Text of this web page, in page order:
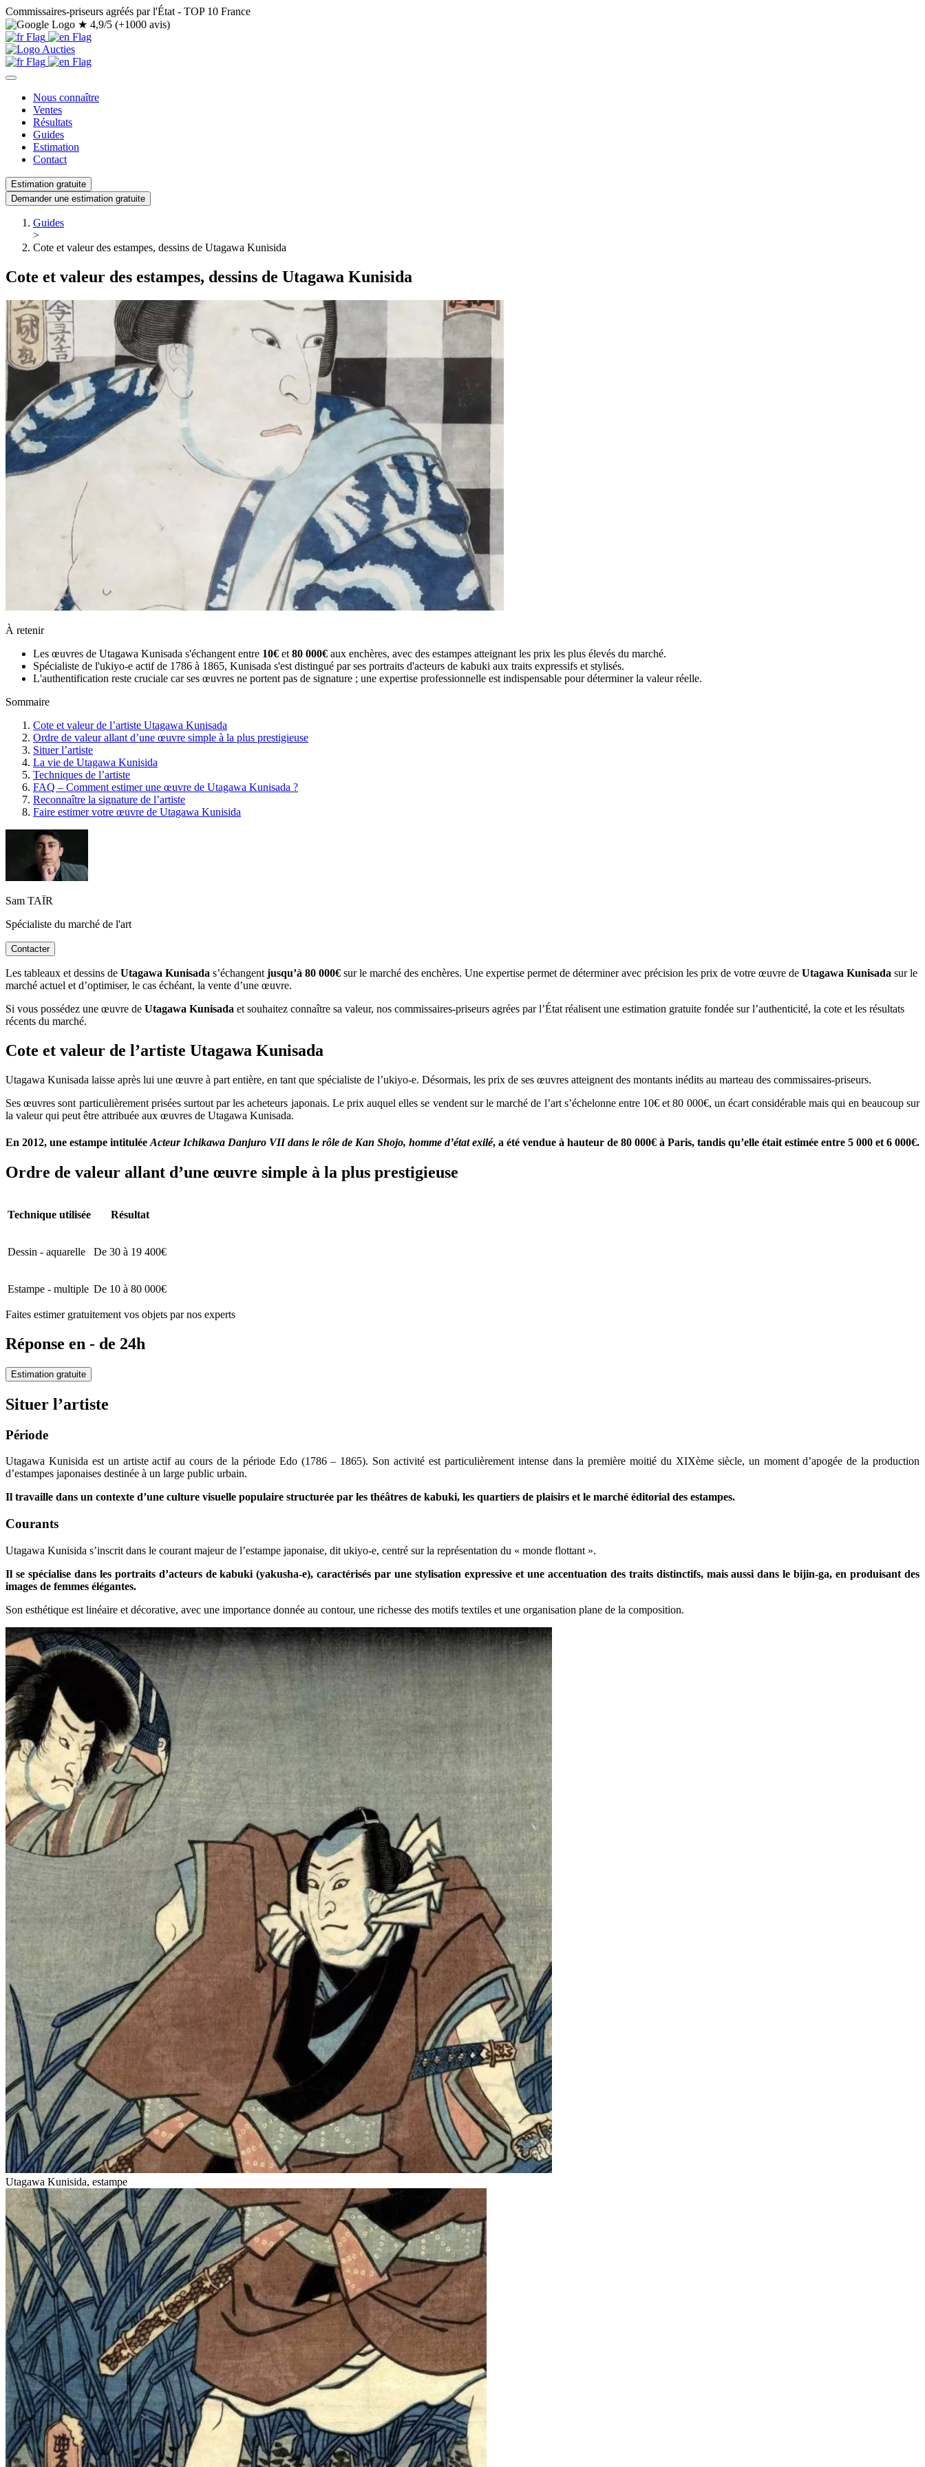
Commissaires-priseurs agréés par l'État - TOP 10 France
★ 4,9/5 (+1000 avis)
Nous connaître
Ventes
Résultats
Guides
Estimation
Contact
Estimation gratuite
Demander une estimation gratuite
Guides
>
Cote et valeur des estampes, dessins de Utagawa Kunisida
Cote et valeur des estampes, dessins de Utagawa Kunisida
À retenir
Les œuvres de Utagawa Kunisada s'échangent entre 10€ et 80 000€ aux enchères, avec des estampes atteignant les prix les plus élevés du marché.
Spécialiste de l'ukiyo-e actif de 1786 à 1865, Kunisada s'est distingué par ses portraits d'acteurs de kabuki aux traits expressifs et stylisés.
L'authentification reste cruciale car ses œuvres ne portent pas de signature ; une expertise professionnelle est indispensable pour déterminer la valeur réelle.
Sommaire
Cote et valeur de l’artiste Utagawa Kunisada
Ordre de valeur allant d’une œuvre simple à la plus prestigieuse
Situer l’artiste
La vie de Utagawa Kunisida
Techniques de l’artiste
FAQ – Comment estimer une œuvre de Utagawa Kunisada ?
Reconnaître la signature de l’artiste
Faire estimer votre œuvre de Utagawa Kunisida
Sam TAÏR
Spécialiste du marché de l'art
Contacter
Les tableaux et dessins de Utagawa Kunisada s’échangent jusqu’à 80 000€ sur le marché des enchères. Une expertise permet de déterminer avec précision les prix de votre œuvre de Utagawa Kunisada sur le
marché actuel et d’optimiser, le cas échéant, la vente d’une œuvre.
Si vous possédez une œuvre de Utagawa Kunisada et souhaitez connaître sa valeur, nos commissaires-priseurs agrées par l’État réalisent une estimation gratuite fondée sur l’authenticité, la cote et les résultats
récents du marché.
Cote et valeur de l’artiste Utagawa Kunisada
Utagawa Kunisada laisse après lui une œuvre à part entière, en tant que spécialiste de l’ukiyo-e. Désormais, les prix de ses œuvres atteignent des montants inédits au marteau des commissaires-priseurs.
Ses œuvres sont particulièrement prisées surtout par les acheteurs japonais. Le prix auquel elles se vendent sur le marché de l’art s’échelonne entre 10€ et 80 000€, un écart considérable mais qui en beaucoup sur
la valeur qui peut être attribuée aux œuvres de Utagawa Kunisada.
En 2012, une estampe intitulée Acteur Ichikawa Danjuro VII dans le rôle de Kan Shojo, homme d’état exilé, a été vendue à hauteur de 80 000€ à Paris, tandis qu’elle était estimée entre 5 000 et 6 000€.
Ordre de valeur allant d’une œuvre simple à la plus prestigieuse
Technique utilisée Résultat
Dessin - aquarelle De 30 à 19 400€
Estampe - multiple De 10 à 80 000€
Faites estimer gratuitement vos objets par nos experts
Réponse en - de 24h
Estimation gratuite
Situer l’artiste
Période
Utagawa Kunisida est un artiste actif au cours de la période Edo (1786 – 1865). Son activité est particulièrement intense dans la première moitié du XIXème siècle, un moment d’apogée de la production
d’estampes japonaises destinée à un large public urbain.
Il travaille dans un contexte d’une culture visuelle populaire structurée par les théâtres de kabuki, les quartiers de plaisirs et le marché éditorial des estampes.
Courants
Utagawa Kunisida s’inscrit dans le courant majeur de l’estampe japonaise, dit ukiyo-e, centré sur la représentation du « monde flottant ».
Il se spécialise dans les portraits d’acteurs de kabuki (yakusha-e), caractérisés par une stylisation expressive et une accentuation des traits distinctifs, mais aussi dans le bijin-ga, en produisant des
images de femmes élégantes.
Son esthétique est linéaire et décorative, avec une importance donnée au contour, une richesse des motifs textiles et une organisation plane de la composition.
Utagawa Kunisida, estampe